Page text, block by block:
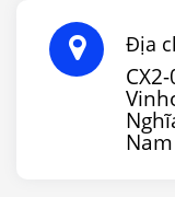
Địa
Nam